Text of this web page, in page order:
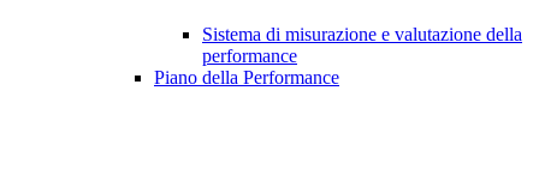
Sistema di misurazione e valutazione della
performance
Piano della Performance